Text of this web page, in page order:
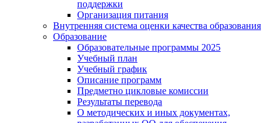
поддержки
Организация питания
Внутренняя система оценки качества образования
Образование
Образовательные программы 2025
Учебный план
Учебный график
Описание программ
Предметно цикловые комиссии
Результаты перевода
О методических и иных документах,